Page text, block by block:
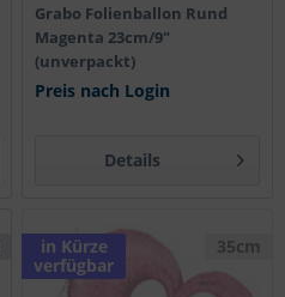
Grabo Folienballon Rund
Magenta 23cm/9"
(unverpackt)
Preis nach Login
Details
in Kürze
verfügbar
35cm